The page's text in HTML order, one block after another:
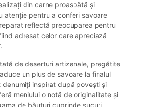
din carne proaspătă și
atenție pentru a conferi savoare
reflectă preocuparea pentru
adresat celor care apreciază
de deserturi artizanale, pregătite
un plus de savoare la finalul
denumiți inspirat după povești și
meniului o notă de originalitate și
de băuturi cuprinde sucuri